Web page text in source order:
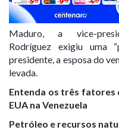
Maduro, a vice-
Rodríguez exigiu uma “
presidente, a esposa do
levada
Entenda os três fatores
EUA na Venezuela
Petróleo e recursos